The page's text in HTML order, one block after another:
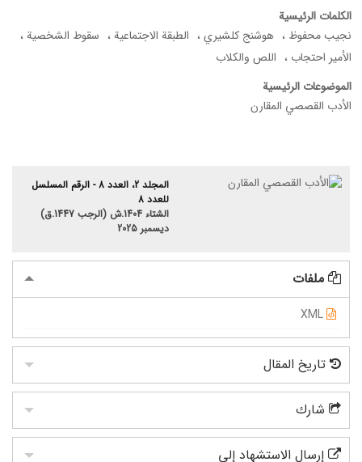
الكلمات الرئيسية
نجيب محفوظ
هوشنج كلشيري الطبقة الاجتماعية
سقوط الشخصية
الأمير احتجاب
اللص والكلاب
الموضوعات الرئيسية
الأدب القصصي المقارن
المجلد 2، العدد 8 - الرقم المسلسل
للعدد 8
الشتاء 1404.ش (الرجب 1447.ق)
ديسمبر 2025
ملفات
تاریخ المقال
شارك
إرسال الاستشهاد إلى